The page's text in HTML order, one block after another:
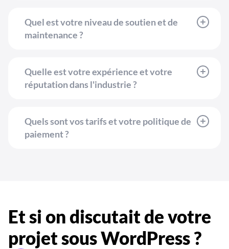
Quel est votre niveau de soutien et de
maintenance ?
Quelle est votre expérience et votre
réputation dans l'industrie ?
Quels sont vos tarifs et votre politique de
paiement ?
Et si on discutait de votre
projet sous WordPress ?